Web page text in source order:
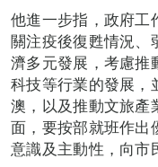
他進一步指，政府工
關注疫後復甦情況、
濟多元發展，考慮推
科技等行業的發展，
澳，以及推動文旅產
面，要按部就班作出
意識及主動性，向市